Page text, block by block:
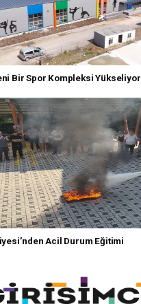
Bir Spor Kompleksi Yükseliyor
Acil Durum Eğitimi